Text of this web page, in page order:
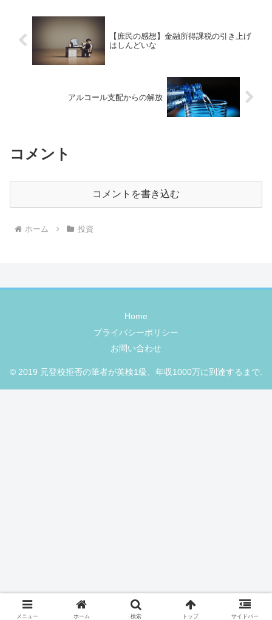
【庶民の感想】金融所得課税の引き上げ
はしんどいな
アルコール支配からの解放
コメント
コメントを書き込む
ホーム 投資
Home
プライバシーポリシー
お問い合わせ
© 2019 元登校拒否の筆者が英検1級、年収1000万に到達するまで.
メニュー ホーム 検索 トップ サイドバー